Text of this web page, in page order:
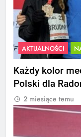
AKTUALNOŚCI
Każdy kolor
Polski dla
2 miesiące temu